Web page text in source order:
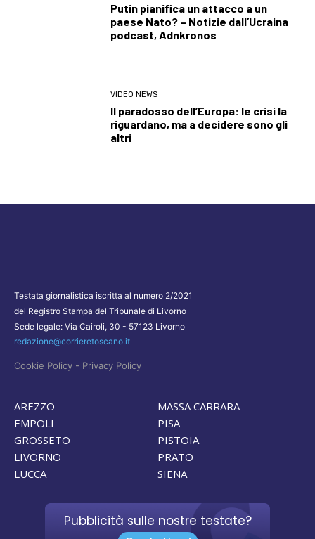
Putin pianifica un attacco a un
paese Nato? – Notizie dall’Ucraina
podcast, Adnkronos
VIDEO NEWS
Il paradosso dell’Europa: le crisi la
riguardano, ma a decidere sono gli
altri
Testata giornalistica iscritta al numero 2/2021
del Registro Stampa del Tribunale di Livorno
Sede legale: Via Cairoli, 30 - 57123 Livorno
redazione@corrieretoscano.it
Cookie Policy - Privacy Policy
AREZZO
EMPOLI
GROSSETO
LIVORNO
LUCCA
MASSA CARRARA
PISA
PISTOIA
PRATO
SIENA
Pubblicità sulle nostre testate?